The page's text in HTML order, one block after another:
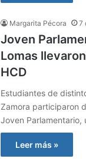
Margarita Pécora 7
Joven
Lomas
HCD
Estudiantes de
Zamora participaron
Joven
Leer más »